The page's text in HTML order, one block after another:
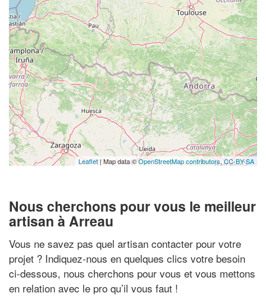
Leaflet| Map data ©OpenStreetMap contributors,CC-BY-SA
Nous cherchons pour vous le meilleur
artisan à Arreau
Vous ne savez pas quel artisan contacter pour votre
projet ? Indiquez-nous en quelques clics votre besoin
ci-dessous, nous cherchons pour vous et vous mettons
en relation avec le pro qu’il vous faut !